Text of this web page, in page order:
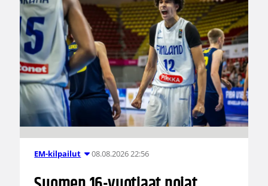
EM-kilpailut 08.08.2026 22:56